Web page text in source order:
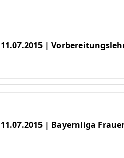
11.07.2015 |
11.07.2015 | Bayernliga